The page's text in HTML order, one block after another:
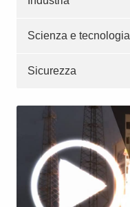
Scienza e tecnologia
Sicurezza